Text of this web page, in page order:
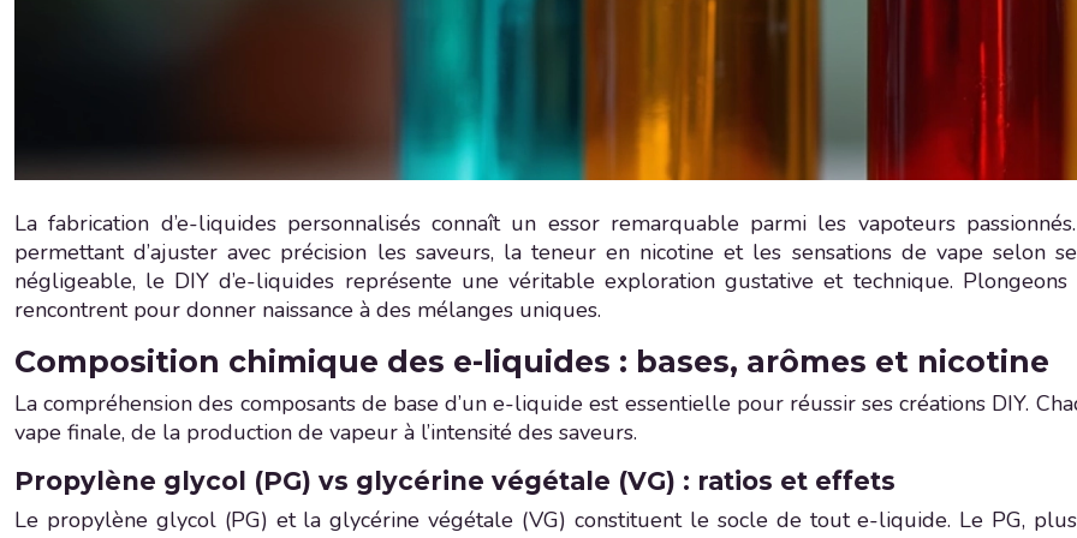
La fabrication d’e-liquides personnalisés connaît un essor remarquable parmi les vapoteurs
permettant d’ajuster avec précision les saveurs, la teneur en nicotine et les sensations de vape selon
négligeable, le DIY d’e-liquides représente une véritable exploration gustative et technique.
rencontrent pour donner naissance à des mélanges uniques.
Composition chimique des e-liquides : bases, arômes et nicotine
La compréhension des composants de base d’un e-liquide est essentielle pour réussir ses créations DIY.
vape finale, de la production de vapeur à l’intensité des saveurs.
Propylène glycol (PG) vs glycérine végétale (VG) : ratios et effets
Le propylène glycol (PG) et la glycérine végétale (VG) constituent le socle de tout e-liquide. Le PG,